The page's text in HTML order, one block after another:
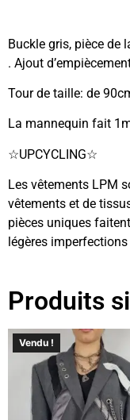
Buckle gris, pièce de
. Ajout
Tour de taille: de
La mannequin fait
☆UPCYCLING☆
Les vêtements LPM
vêtements et de
pièces uniques
légères
Produits
Vendu !